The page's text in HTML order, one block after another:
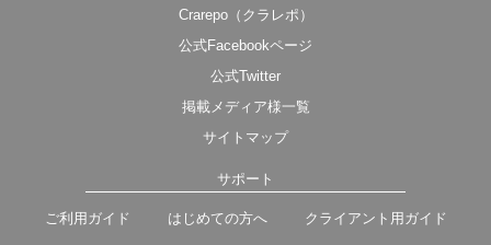
Crarepo（クラレポ）
公式Facebookページ
公式Twitter
掲載メディア様一覧
サイトマップ
サポート
ご利用ガイド はじめての方へ クライアント用ガイド